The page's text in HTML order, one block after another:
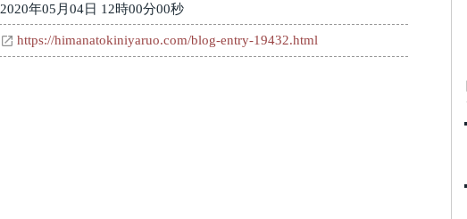
2020年05月04日 12時00分00秒
https://himanatokiniyaruo.com/blog-entry-19432.html